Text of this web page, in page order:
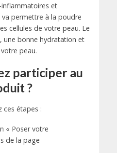
et
permettre à la poudre
cellules de votre peau. Le
une bonne hydratation et
peau.
participer au
?
ces étapes :
« Poser votre
de la page